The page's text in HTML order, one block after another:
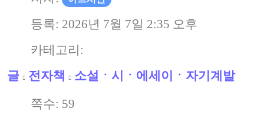
등록: 2026년 7월 7일 2:35 오후
카테고리:
글
전자책 소설ㆍ시ㆍ에세이ㆍ자기계발
쪽수: 59